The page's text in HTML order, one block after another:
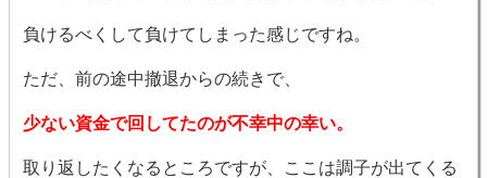
負けるべくして負けてしまった感じですね。
ただ、前の途中撤退からの続きで、
少ない資金で回してたのが不幸中の幸い。
取り返したくなるところですが、ここは調子が出てくる